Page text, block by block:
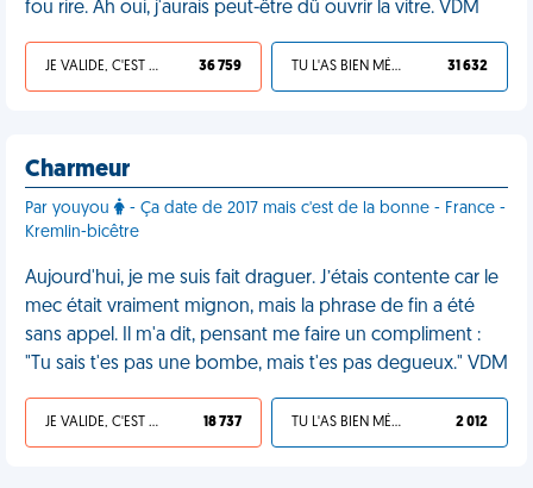
fou rire. Ah oui, j'aurais peut-être dû ouvrir la vitre. VDM
JE VALIDE, C'EST UNE VDM 36 759 TU L'AS BIEN MÉRITÉ 31 632
Charmeur
Par youyou
- Ça date de 2017 mais c'est de la bonne - France -
Kremlin-bicêtre
Aujourd'hui, je me suis fait draguer. J’étais contente car le
mec était vraiment mignon, mais la phrase de fin a été
sans appel. Il m'a dit, pensant me faire un compliment :
"Tu sais t'es pas une bombe, mais t'es pas degueux." VDM
JE VALIDE, C'EST UNE VDM 18 737 TU L'AS BIEN MÉRITÉ 2 012